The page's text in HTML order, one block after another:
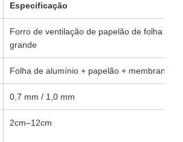
Especificação
Forro de ventilação de papelão de folha de
grande
Folha de alumínio + papelão + membrana
0,7 mm / 1,0 mm
2cm–12cm